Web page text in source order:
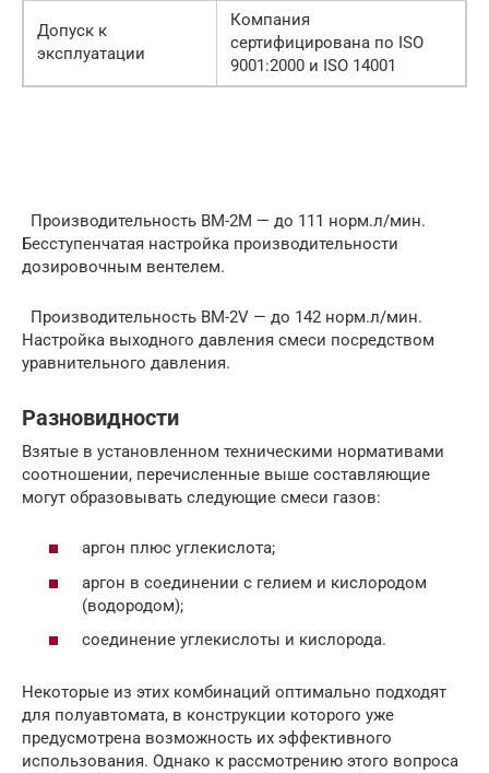
Допуск к
эксплуатации
Компания
сертифицирована по ISO
9001:2000 и ISO 14001
Производительность BM-2M — до 111 норм.л/мин.
Бесступенчатая настройка производительности
дозировочным вентелем.
Производительность BM-2V — до 142 норм.л/мин.
Настройка выходного давления смеси посредством
уравнительного давления.
Разновидности
Взятые в установленном техническими нормативами
соотношении, перечисленные выше составляющие
могут образовывать следующие смеси газов:
аргон плюс углекислота;
аргон в соединении с гелием и кислородом
(водородом);
соединение углекислоты и кислорода.
Некоторые из этих комбинаций оптимально подходят
для полуавтомата, в конструкции которого уже
предусмотрена возможность их эффективного
использования. Однако к рассмотрению этого вопроса